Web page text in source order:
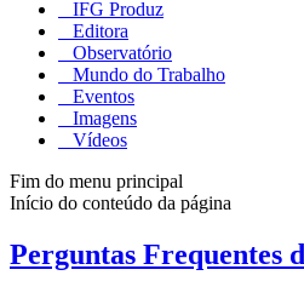
IFG Produz
Editora
Observatório
Mundo do Trabalho
Eventos
Imagens
Vídeos
Fim do menu principal
Início do conteúdo da página
Perguntas Frequentes